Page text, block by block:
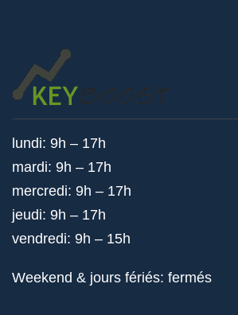
lundi: 9h – 17h
mardi: 9h – 17h
mercredi: 9h – 17h
jeudi: 9h – 17h
vendredi: 9h – 15h
Weekend & jours fériés: fermés